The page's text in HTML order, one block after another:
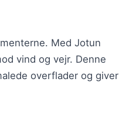
Med Jotun
vind og vejr. Denne
overflader og giver